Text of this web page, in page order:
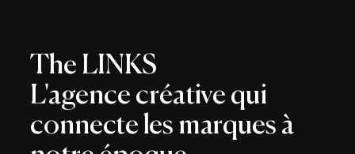
The LINKS
L'agence créative qui
connecte les marques à